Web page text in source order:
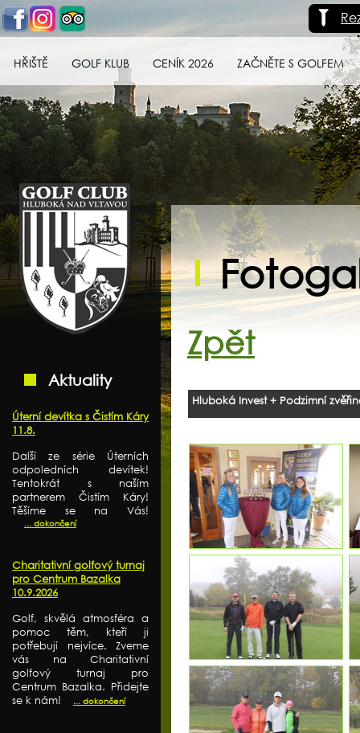
HŘIŠTĚ GOLF KLUB CENÍK 2026 ZAČNĚTE S GOLFEM
Golf klub Hluboká
nad Vltavou
Aktuality
Úterní devítka s Čistím Káry
11.8.
Další ze série Úterních
odpoledních devítek!
Tentokrát s naším
partnerem Čistím Káry!
Těšíme se na Vás!
... dokončení
Charitativní golfový turnaj
pro Centrum Bazalka
10.9.2026
Golf, skvělá atmosféra a
pomoc těm, kteří ji
potřebují nejvíce. Zveme
vás na Charitativní
golfový turnaj pro
Centrum Bazalka. Přidejte
se k nám!
... dokončení
Zpět
Hluboká Invest + Podzimní